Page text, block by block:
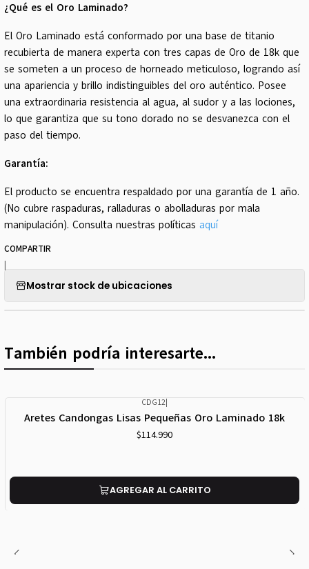
¿Qué es el Oro Laminado?
El Oro Laminado está conformado por una base de titanio
recubierta de manera experta con tres capas de Oro de 18k que
se someten a un proceso de horneado meticuloso, logrando así
una apariencia y brillo indistinguibles del oro auténtico. Posee
una extraordinaria resistencia al agua, al sudor y a las lociones,
lo que garantiza que su tono dorado no se desvanezca con el
paso del tiempo.
Garantía:
El producto se encuentra respaldado por una garantía de 1 año.
(No cubre raspaduras, ralladuras o abolladuras por mala
manipulación). Consulta nuestras políticas aquí
COMPARTIR
|
Mostrar stock de ubicaciones
También podría interesarte...
CDG12
Aretes Candongas Lisas Pequeñas Oro Laminado 18k
$114.990
AGREGAR AL CARRITO